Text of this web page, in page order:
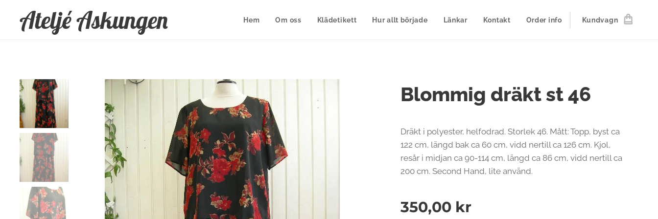
Ateljé Askungen Hem Om oss Klädetikett Hur allt började Länkar Kontakt Order info Kundvagn
Blommig dräkt st 46
Dräkt i polyester, helfodrad. Storlek 46. Mått: Topp, byst ca
122 cm, längd bak ca 60 cm, vidd nertill ca 126 cm. Kjol,
resår i midjan ca 90-114 cm, längd ca 86 cm, vidd nertill ca
200 cm. Second Hand, lite använd.
350,00 kr